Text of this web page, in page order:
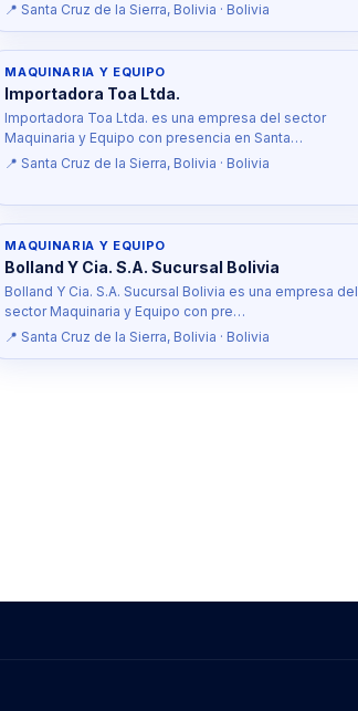
📍 Santa Cruz de la Sierra, Bolivia · Bolivia
MAQUINARIA Y EQUIPO
Importadora Toa Ltda.
Importadora Toa Ltda. es una empresa del sector
Maquinaria y Equipo con presencia en Santa…
📍 Santa Cruz de la Sierra, Bolivia · Bolivia
MAQUINARIA Y EQUIPO
Bolland Y Cia. S.A. Sucursal Bolivia
Bolland Y Cia. S.A. Sucursal Bolivia es una empresa del
sector Maquinaria y Equipo con pre…
📍 Santa Cruz de la Sierra, Bolivia · Bolivia